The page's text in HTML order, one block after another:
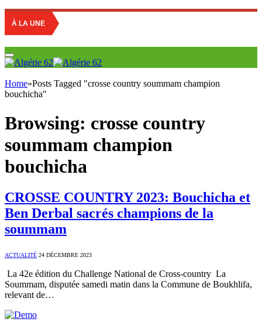
À LA UNE
Home»Posts Tagged "crosse country soummam champion
bouchicha"
Browsing: crosse country
soummam champion
bouchicha
CROSSE COUNTRY 2023: Bouchicha et
Ben Derbal sacrés champions de la
soummam
ACTUALITÉ 24 DÉCEMBRE 2023
La 42e édition du Challenge National de Cross-country La
Soummam, disputée samedi matin dans la Commune de Boukhlifa,
relevant de…